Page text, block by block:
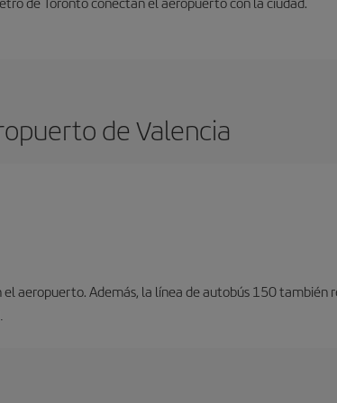
de Valencia
aeropuerto. Además, la línea de autobús 150 también